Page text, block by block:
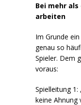
Bei mehr
arbeiten
Im Grunde
genau so
Spieler. Dem
voraus:
Spielleitung
keine Ahnung